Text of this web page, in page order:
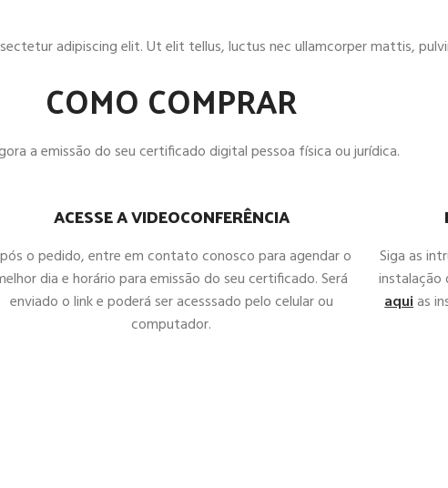
adipiscing elit. Ut elit tellus, luctus nec ullamcorper mattis,
COMO COMPRAR
a emissão do seu certificado digital pessoa física ou jurídica.
ACESSE A VIDEOCONFERÊNCIA
o pedido, entre em contato conosco para agendar o
dia e horário para emissão do seu certificado. Será
enviado o link e poderá ser acesssado pelo celular ou
computador.
Siga as
instalação
aquias